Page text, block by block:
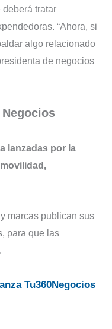
deberá tratar
“Ahora, si
algo relacionado
de negocios
lanzadas por la
marcas publican sus
para que las
Tu360Negocios